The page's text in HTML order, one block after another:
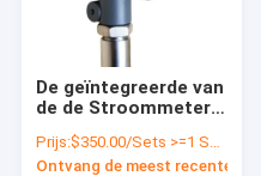
Fabriekstocht
Kwaliteitscontrole
De geïntegreerde van
de de Stroommeter
Hoge Nauwkeurigheid
met ATC alarm
Prijs:$350.00/Sets >=1 Sets
Ontvang de meest recente Prijs